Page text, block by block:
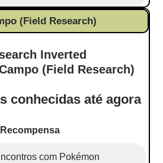
(Field Research)
(Field Research)
conhecidas até agora
Recompensa
com Pokémon